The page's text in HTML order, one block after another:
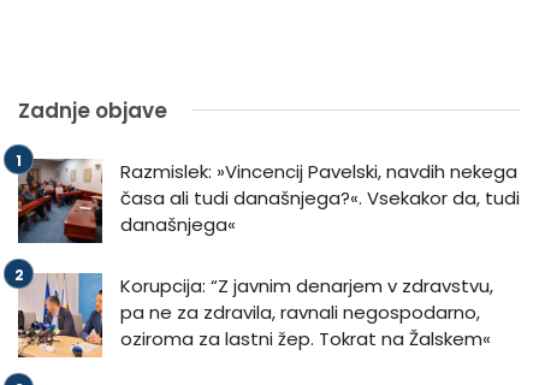
Zadnje objave
Razmislek: »Vincencij Pavelski, navdih nekega
časa ali tudi današnjega?«. Vsekakor da, tudi
današnjega«
Korupcija: “Z javnim denarjem v zdravstvu,
pa ne za zdravila, ravnali negospodarno,
oziroma za lastni žep. Tokrat na Žalskem«